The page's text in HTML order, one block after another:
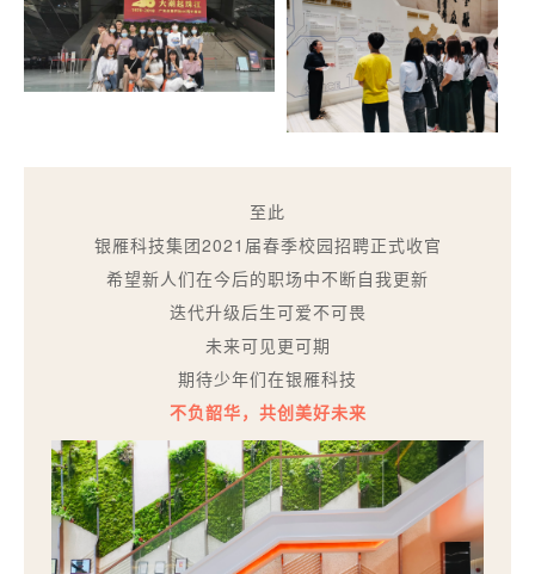
至此
银雁科技集团2021届春季校园招聘正式收官
希望新人们在今后的职场中不断自我更新
迭代升级后生可爱不可畏
未来可见更可期
期待少年们在银雁科技
不负韶华，共创美好未来